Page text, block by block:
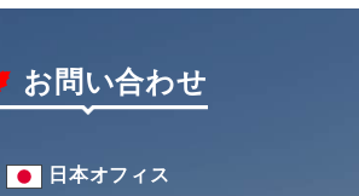
お問い合わせ
日本オフィス